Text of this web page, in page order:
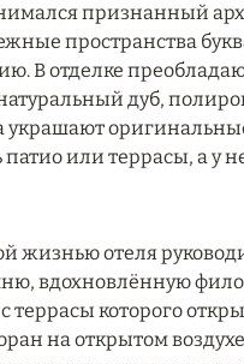
признанный
пространства
В отделке
дуб,
украшают
или террасы, а у
жизнью отеля
вдохновлённую
террасы которого
на открытом